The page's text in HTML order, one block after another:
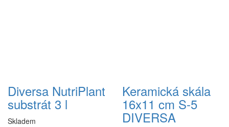
Diversa NutriPlant
substrát 3 l
Skladem
Keramická skála
16x11 cm S-5
DIVERSA